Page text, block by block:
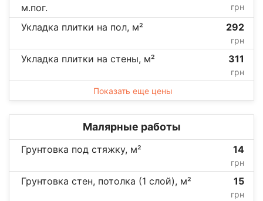
м.пог.
грн
Укладка плитки на пол, м² 292
грн
Укладка плитки на стены, м² 311
грн
Показать еще цены
Малярные работы
Грунтовка под стяжку, м² 14
грн
Грунтовка стен, потолка (1 слой), м² 15
грн